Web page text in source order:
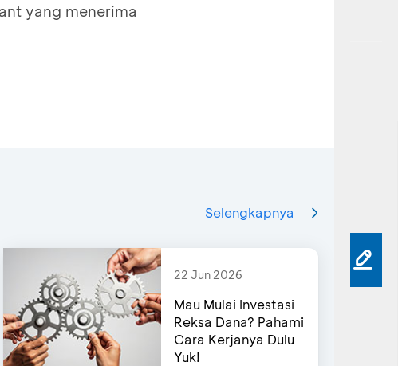
yang menerima
Selengkapnya
22 Jun 2026
Mau Mulai Investasi
Reksa Dana? Pahami
Cara Kerjanya Dulu
Yuk!